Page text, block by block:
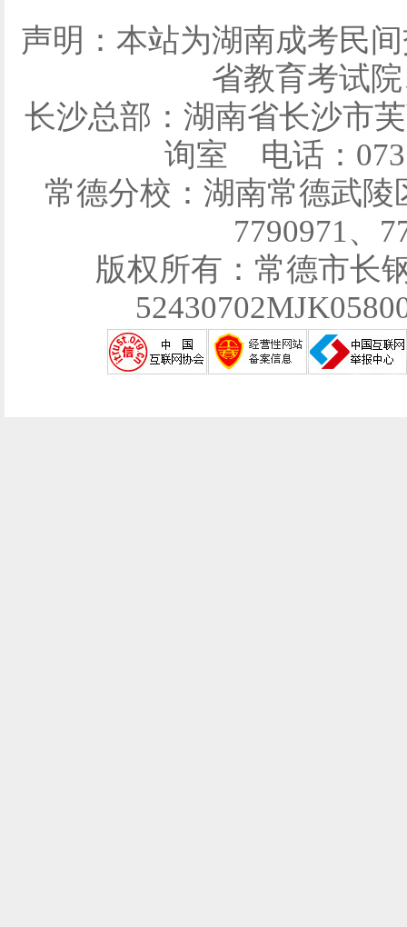
声明：本站为湖南成考民
省教育考试
长沙总部：湖南省长沙市
询室 电话：
常德分校：湖南常德武
7790971、
版权所有：常德市